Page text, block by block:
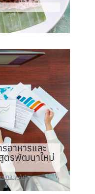
อาหารและ
ตรพัฒนาใหม่
Arts